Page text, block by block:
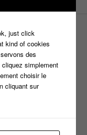
just click
kind of cookies
des
simplement
choisir le
cliquant sur